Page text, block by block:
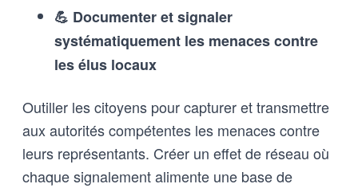
💪 Documenter et signaler
systématiquement les menaces contre
les élus locaux
Outiller les citoyens pour capturer et transmettre
aux autorités compétentes les menaces contre
leurs représentants. Créer un effet de réseau où
chaque signalement alimente une base de